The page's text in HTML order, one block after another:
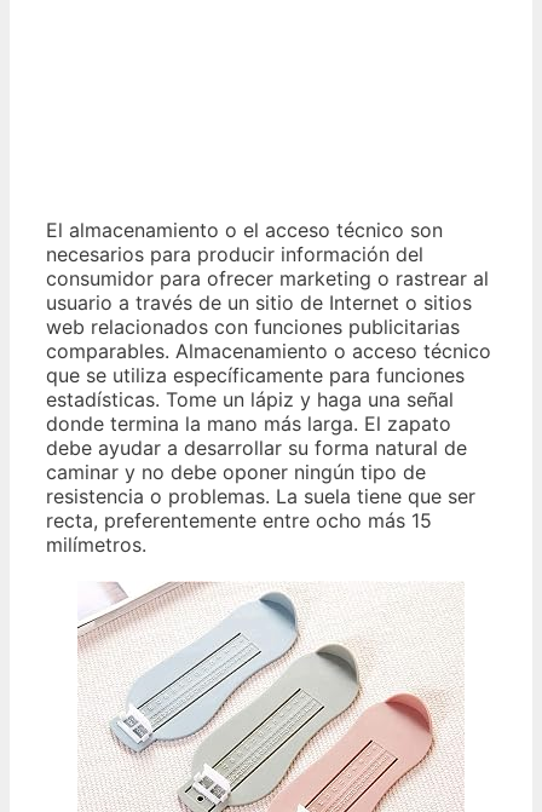
El almacenamiento o el acceso técnico son
necesarios para producir información del
consumidor para ofrecer marketing o rastrear al
usuario a través de un sitio de Internet o sitios
web relacionados con funciones publicitarias
comparables. Almacenamiento o acceso técnico
que se utiliza específicamente para funciones
estadísticas. Tome un lápiz y haga una señal
donde termina la mano más larga. El zapato
debe ayudar a desarrollar su forma natural de
caminar y no debe oponer ningún tipo de
resistencia o problemas. La suela tiene que ser
recta, preferentemente entre ocho más 15
milímetros.